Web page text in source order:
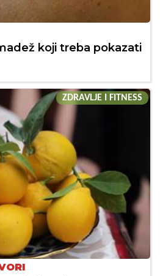
koji treba pokazati
ZDRAVLJE I FITNESS